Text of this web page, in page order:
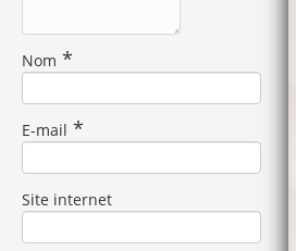
Nom *
E-mail *
Site internet